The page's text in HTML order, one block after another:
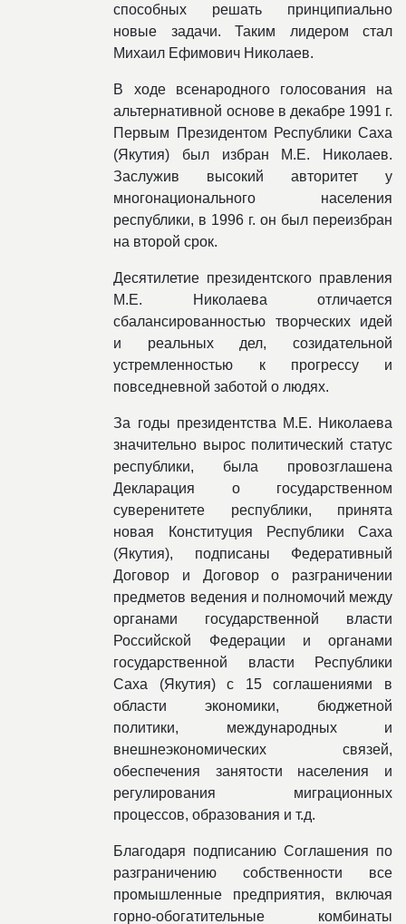
способных решать принципиально
новые задачи. Таким лидером стал
Михаил Ефимович Николаев.
В ходе всенародного голосования на
альтернативной основе в декабре 1991 г.
Первым Президентом Республики Саха
(Якутия) был избран М.Е. Николаев.
Заслужив высокий авторитет у
многонационального населения
республики, в 1996 г. он был переизбран
на второй срок.
Десятилетие президентского правления
М.Е. Николаева отличается
сбалансированностью творческих идей
и реальных дел, созидательной
устремленностью к прогрессу и
повседневной заботой о людях.
За годы президентства М.Е. Николаева
значительно вырос политический статус
республики, была провозглашена
Декларация о государственном
суверенитете республики, принята
новая Конституция Республики Саха
(Якутия), подписаны Федеративный
Договор и Договор о разграничении
предметов ведения и полномочий между
органами государственной власти
Российской Федерации и органами
государственной власти Республики
Саха (Якутия) с 15 соглашениями в
области экономики, бюджетной
политики, международных и
внешнеэкономических связей,
обеспечения занятости населения и
регулирования миграционных
процессов, образования и т.д.
Благодаря подписанию Соглашения по
разграничению собственности все
промышленные предприятия, включая
горно-обогатительные комбинаты